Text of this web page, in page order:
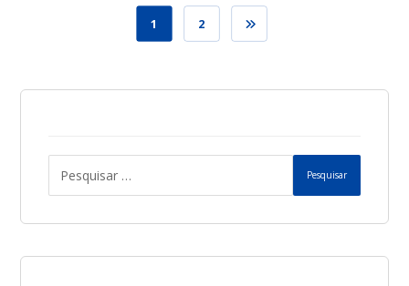
1 2
Pesquisar